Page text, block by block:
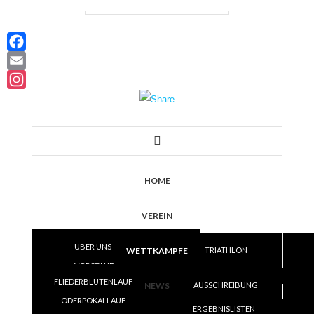
Instagram
HOME
VEREIN
ÜBER UNS TRIATHLON
VORSTAND
SATZUNG
TRAINING
WETTKÄMPFE
FLIEDERBLÜTENLAUF AUSSCHREIBUNG
ERGEBNISLISTEN
ODERPOKALLAUF
ERGEBNISLISTEN
NEWS